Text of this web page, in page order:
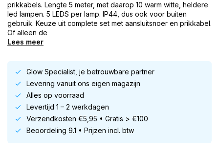
prikkabels. Lengte 5 meter, met daarop 10 warm witte, heldere
led lampen. 5 LEDS per lamp. IP44, dus ook voor buiten
gebruik. Keuze uit complete set met aansluitsnoer en prikkabel.
Of alleen de
Lees meer
Glow Specialist, je betrouwbare partner
Levering vanuit ons eigen magazijn
Alles op voorraad
Levertijd 1 – 2 werkdagen
Verzendkosten €5,95 • Gratis > €100
Beoordeling 9.1 • Prijzen incl. btw